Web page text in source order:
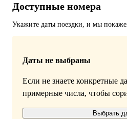
Доступные номера
Укажите даты поездки, и мы
Даты не выбраны
Если не знаете конкретные
примерные числа, чтобы
Выбрать